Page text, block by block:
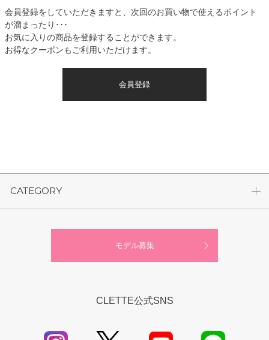
会員登録をしていただきますと、次回のお買い物で使えるポイント
が溜まったり･･･
お気に入りの商品を登録することができます。
お得なクーポンもご利用いただけます。
会員登録
CATEGORY
モデル募集
CLETTE公式SNS